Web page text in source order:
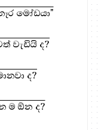
මෝඩයා"
වැඩියි ද?
ද?
ම ඕන ද?